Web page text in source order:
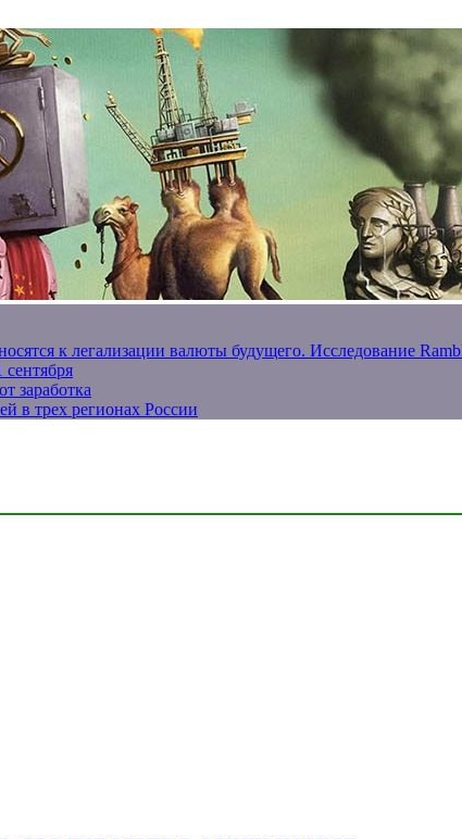
к легализации валюты будущего. Исследование
заработка
в трех регионах России